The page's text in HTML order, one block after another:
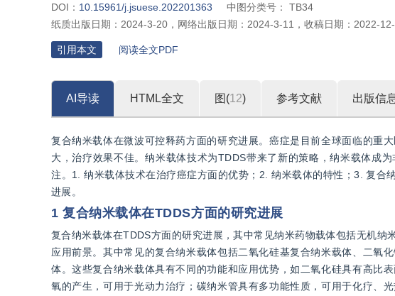
DOI： 10.15961/j.jsuese.202201363 中图分类号：
TB34
纸质出版日期： 2024-3-20 ， 网络出版日期： 2024-3-11 ， 收稿日期： 2022-
引用本文 阅读全文PDF
AI导读 HTML全文 图(12) 参考文献 出版信
复合纳米载体在微波可控释药方面的研究进展。癌症是目前全球面临的重
大，治疗效果不佳。纳米载体技术为TDDS带来了新的策略，纳米载体成
注。1. 纳米载体技术在治疗癌症方面的优势；2. 纳米载体的特性；3. 复
进展。
1 复合纳米载体在TDDS方面的研究进展
复合纳米载体在TDDS方面的研究进展，其中常见纳米药物载体包括无机
应用前景。其中常见的复合纳米载体包括二氧化硅基复合纳米载体、二氧
体。这些复合纳米载体具有不同的功能和应用优势，如二氧化硅具有高比
氧的产生，可用于光动力治疗；碳纳米管具有多功能性质，可用于化疗、